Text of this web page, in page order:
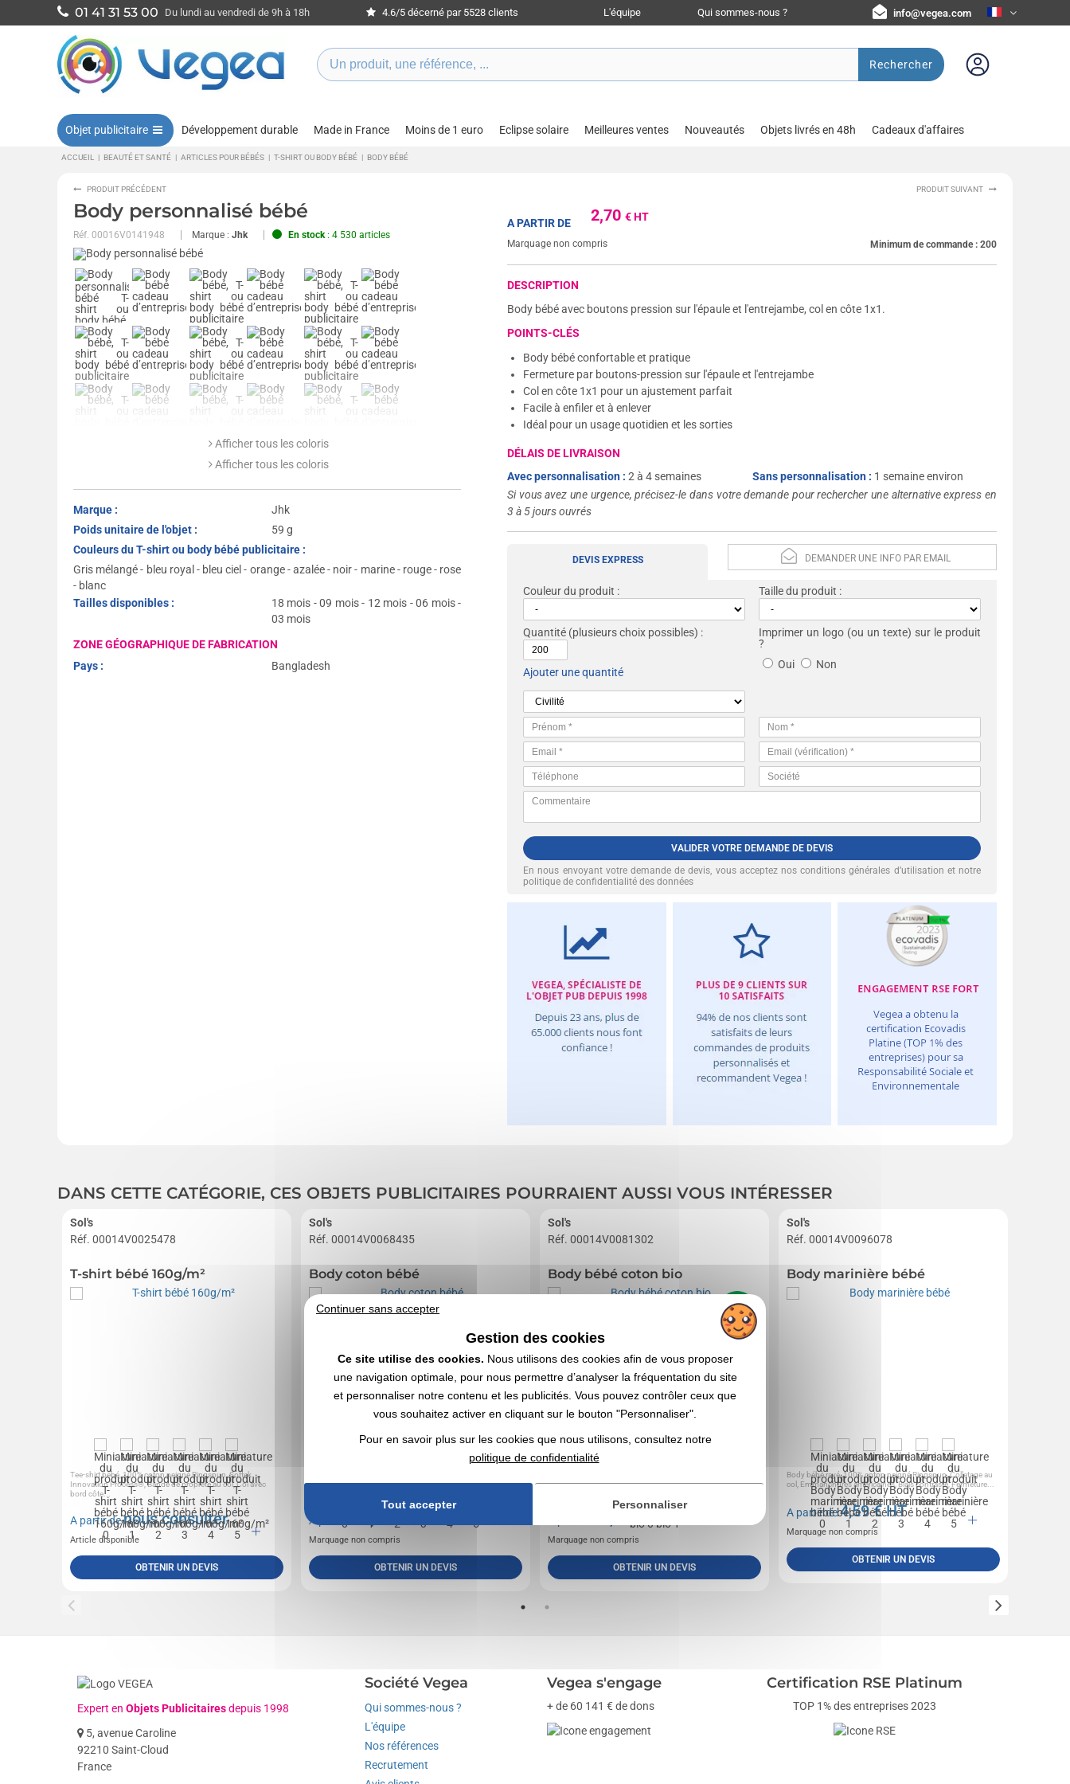
01 41 31 53 00 Du lundi au vendredi de 9h à 18h 4.6/5 décerné par 5528 clients L'équipe Qui sommes-nous ? info@vegea.com
Rechercher
Objet publicitaire Développement durable Made in France Moins de 1 euro Eclipse solaire Meilleures ventes Nouveautés Objets livrés en 48h Cadeaux d'affaires
ACCUEIL | BEAUTÉ ET SANTÉ | ARTICLES POUR BÉBÉS | T-SHIRT OU BODY BÉBÉ | BODY BÉBÉ
PRODUIT PRÉCÉDENT PRODUIT SUIVANT
Body personnalisé bébé
Réf. 00016V0141948 Marque : Jhk En stock: 4 530 articles
Afficher tous les coloris
Afficher tous les coloris
Marque :
Jhk
Poids unitaire de l'objet :
59 g
Couleurs du T-shirt ou body bébé publicitaire :
Gris mélangé - bleu royal - bleu ciel - orange - azalée - noir - marine - rouge - rose
- blanc
Tailles disponibles :
18 mois - 09 mois - 12 mois - 06 mois -
03 mois
ZONE GÉOGRAPHIQUE DE FABRICATION
Pays :
Bangladesh
2,70€ HT
A PARTIR DE
Marquage non compris Minimum de commande : 200
DESCRIPTION
Body bébé avec boutons pression sur l'épaule et l'entrejambe, col en côte 1x1.
POINTS-CLÉS
Body bébé confortable et pratique
Fermeture par boutons-pression sur l'épaule et l'entrejambe
Col en côte 1x1 pour un ajustement parfait
Facile à enfiler et à enlever
Idéal pour un usage quotidien et les sorties
DÉLAIS DE LIVRAISON
Avec personnalisation :2 à 4 semaines Sans personnalisation : 1 semaine environ
Si vous avez une urgence, précisez-le dans votre demande pour rechercher une alternative express en
3 à 5 jours ouvrés
DEMANDER UNE INFO PAR EMAIL
DEVIS EXPRESS
Couleur du produit : Taille du produit :
Quantité (plusieurs choix possibles) :
Ajouter une quantité
Imprimer un logo (ou un texte) sur le produit
?
Oui
Non
VALIDER VOTRE DEMANDE DE DEVIS
En nous envoyant votre demande de devis, vous acceptez nosconditions générales d’utilisation et notre
politique de confidentialité des données
DANS CETTE CATÉGORIE, CES OBJETS PUBLICITAIRES POURRAIENT AUSSI VOUS INTÉRESSER
Sol's
Réf. 00014V0025478
T-shirt bébé 160g/m²
Tee-shirt bébé, 100% coton peigné Ringspun, Softek
Innovation Process®, Bande de propreté au col, Col avec
bord côte...
A partir denous consulter
Article disponible
OBTENIR UN DEVIS
Sol's
Réf. 00014V0068435
Body coton bébé
bas de manches et entrejambe, Emmanchures américaines,
A partir de
Marquage non compris
OBTENIR UN DEVIS
Sol's
Réf. 00014V0081302
Body bébé coton bio
Colletage au col, bas de manches et entrejambe,
Marquage non compris
OBTENIR UN DEVIS
Sol's
Réf. 00014V0096078
Body marinière bébé
Body bébé rayé, 100% coton peigné Ringspun, Colletage au
col, Emmanchures américaines, Biais contrasté, Fermeture...
A partir de4,59€ HT
Marquage non compris
OBTENIR UN DEVIS
Expert en Objets Publicitairesdepuis 1998
5, avenue Caroline
92210 Saint-Cloud
France
Société Vegea
Qui sommes-nous ?
L'équipe
Nos références
Recrutement
Vegea s'engage
+ de 60 141 € de dons
Certification RSE Platinum
TOP 1% des entreprises 2023
Continuer sans accepter
Gestion des cookies
Ce site utilise des cookies. Nous utilisons des cookies afin de vous proposer
une navigation optimale, pour nous permettre d’analyser la fréquentation du site
et personnaliser notre contenu et les publicités. Vous pouvez contrôler ceux que
vous souhaitez activer en cliquant sur le bouton "Personnaliser".
Pour en savoir plus sur les cookies que nous utilisons, consultez notre
politique de confidentialité
Tout accepter Personnaliser